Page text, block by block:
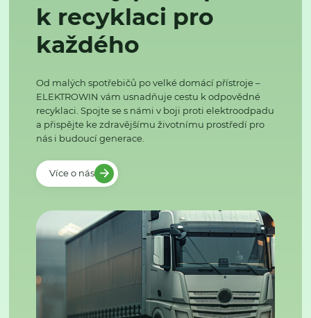
k recyklaci pro
každého
Od malých spotřebičů po velké domácí přístroje –
ELEKTROWIN vám usnadňuje cestu k odpovědné
recyklaci. Spojte se s námi v boji proti elektroodpadu
a přispějte ke zdravějšímu životnímu prostředí pro
nás i budoucí generace.
Více o nás